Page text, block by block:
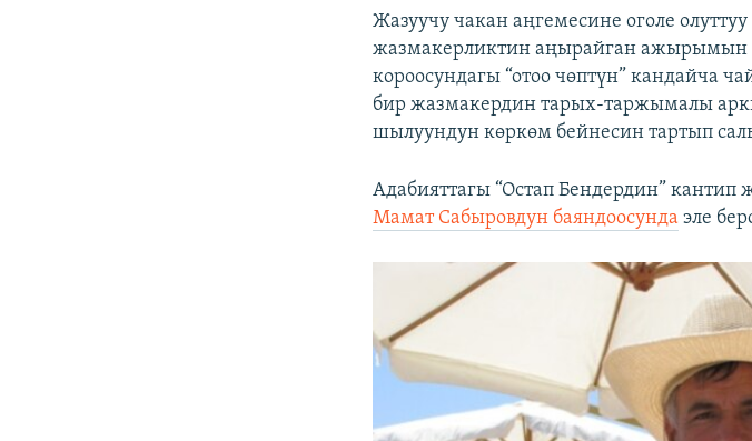
Жазуучу чакан аңгемесине оголе
жазмакерликтин аңырайган ажырымын
короосундагы “отоо чөптүн” кандайча
бир жазмакердин тарых-таржымалы
шылуундун көркөм бейнесин тартып
Адабияттагы “Остап Бендердин”
Мамат Сабыровдун баяндоосунда эле